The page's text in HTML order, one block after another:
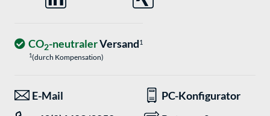
CO2-neutralerVersand1
1(durch Kompensation)
E-Mail
PC-Konfigurator